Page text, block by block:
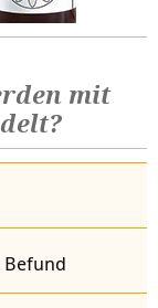
mit
Befund